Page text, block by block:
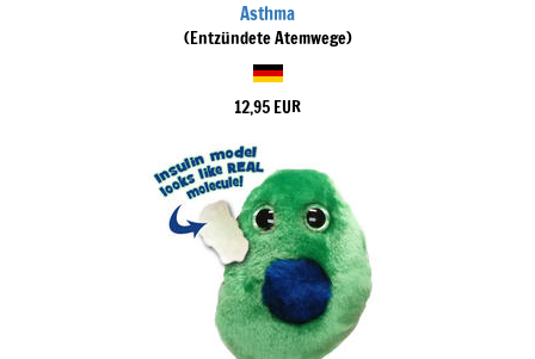
Asthma
(Entzündete Atemwege)
12,95 EUR